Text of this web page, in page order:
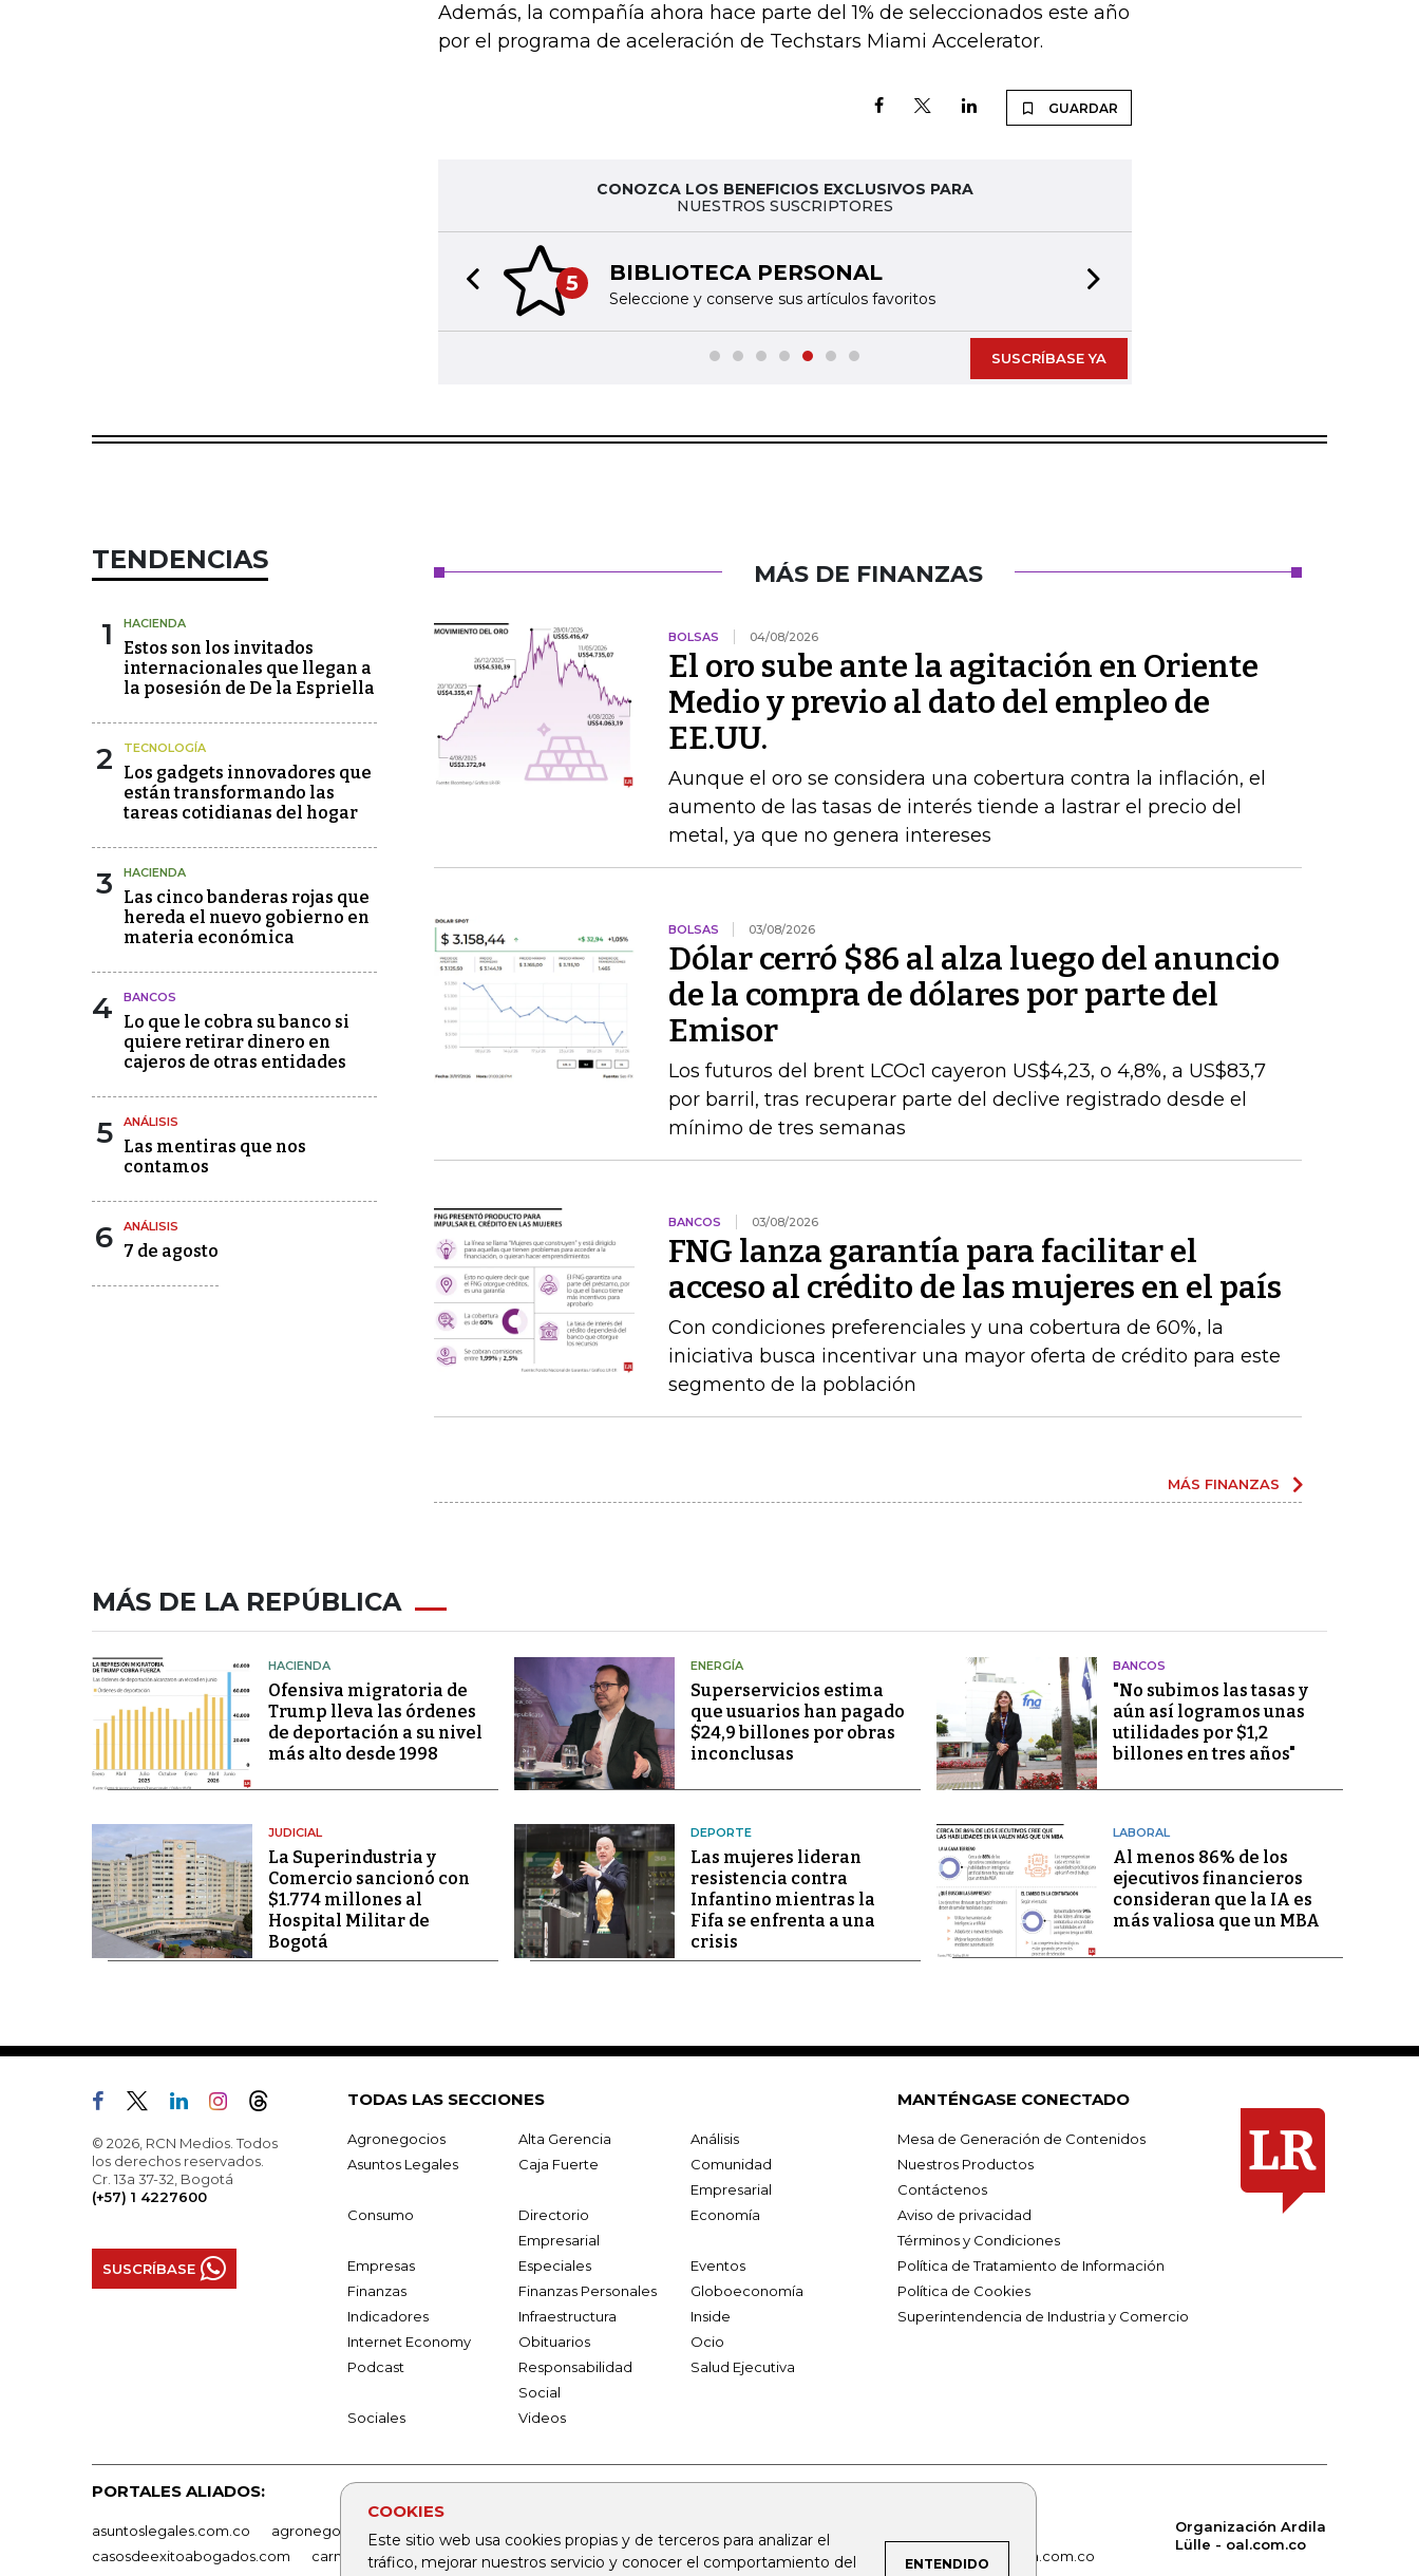
COOKIES
Este sitio web usa cookies propias y de terceros para analizar el
tráfico, mejorar nuestros servicio y conocer el comportamiento del
ENTENDIDO
Además, la compañía ahora hace parte del 1% de seleccionados este año
por el programa de aceleración de Techstars Miami Accelerator.
GUARDAR
CONOZCA LOS BENEFICIOS EXCLUSIVOS PARA
NUESTROS SUSCRIPTORES
5 BIBLIOTECA PERSONAL
Seleccione y conserve sus artículos favoritos
Previous slide
SUSCRÍBASE YA
TENDENCIAS
1 HACIENDA
Estos son los invitados
internacionales que llegan a
la posesión de De la Espriella
2 TECNOLOGÍA
Los gadgets innovadores que
están transformando las
tareas cotidianas del hogar
3 HACIENDA
Las cinco banderas rojas que
hereda el nuevo gobierno en
materia económica
4 BANCOS
Lo que le cobra su banco si
quiere retirar dinero en
cajeros de otras entidades
5 ANÁLISIS
Las mentiras que nos
contamos
6 ANÁLISIS
7 de agosto
MÁS DE FINANZAS
BOLSAS 04/08/2026
El oro sube ante la agitación en Oriente
Medio y previo al dato del empleo de
EE.UU.
Aunque el oro se considera una cobertura contra la inflación, el
aumento de las tasas de interés tiende a lastrar el precio del
metal, ya que no genera intereses
BOLSAS 03/08/2026
Dólar cerró $86 al alza luego del anuncio
de la compra de dólares por parte del
Emisor
Los futuros del brent LCOc1 cayeron US$4,23, o 4,8%, a US$83,7
por barril, tras recuperar parte del declive registrado desde el
mínimo de tres semanas
BANCOS 03/08/2026
FNG lanza garantía para facilitar el
acceso al crédito de las mujeres en el país
Con condiciones preferenciales y una cobertura de 60%, la
iniciativa busca incentivar una mayor oferta de crédito para este
segmento de la población
MÁS FINANZAS
MÁS DE LA REPÚBLICA
HACIENDA
Ofensiva migratoria de
Trump lleva las órdenes
de deportación a su nivel
más alto desde 1998
ENERGÍA
Superservicios estima
que usuarios han pagado
$24,9 billones por obras
inconclusas
BANCOS
"No subimos las tasas y
aún así logramos unas
utilidades por $1,2
billones en tres años"
JUDICIAL
La Superindustria y
Comercio sancionó con
$1.774 millones al
Hospital Militar de
Bogotá
DEPORTE
Las mujeres lideran
resistencia contra
Infantino mientras la
Fifa se enfrenta a una
crisis
LABORAL
Al menos 86% de los
ejecutivos financieros
consideran que la IA es
más valiosa que un MBA
© 2026, RCN Medios. Todos
los derechos reservados.
Cr. 13a 37-32, Bogotá
(+57) 1 4227600
SUSCRÍBASE
TODAS LAS SECCIONES
Agronegocios Alta Gerencia
Análisis
Asuntos Legales
Caja Fuerte
Comunidad
Empresarial
Consumo
Directorio
Empresarial
Economía
Empresas Especiales
Eventos
Finanzas
Finanzas Personales
Globoeconomía
Indicadores
Infraestructura
Inside
Internet Economy
Obituarios
Ocio
Podcast
Responsabilidad
Social
Salud Ejecutiva
Sociales Videos
MANTÉNGASE CONECTADO
Mesa de Generación de Contenidos
Nuestros Productos
Contáctenos
Aviso de privacidad
Términos y Condiciones
Política de Tratamiento de Información
Política de Cookies
Superintendencia de Industria y Comercio
PORTALES ALIADOS:
asuntoslegales.com.co agronegocios.co empresas.larepublica.co firmasdeabogados.com
bolsaencolombia.com
casosdeexitoabogados.com
carnavalindustriacultural.com canalrcn.com rcnradio.com noticiasrcn.com lafm.com.co
alerta.com.co
Organización Ardila
Lülle - oal.com.co